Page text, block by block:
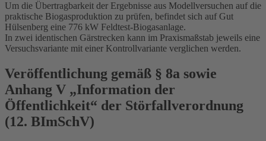
Um die Übertragbarkeit der Ergebnisse aus Modellversuchen auf die
praktische Biogasproduktion zu prüfen, befindet sich auf Gut
Hülsenberg eine 776 kW Feldtest-Biogasanlage.
In zwei identischen Gärstrecken kann im Praxismaßstab jeweils eine
Versuchsvariante mit einer Kontrollvariante verglichen werden.
Veröffentlichung gemäß § 8a sowie
Anhang V „Information der
Öffentlichkeit“ der Störfallverordnung
(12. BImSchV)